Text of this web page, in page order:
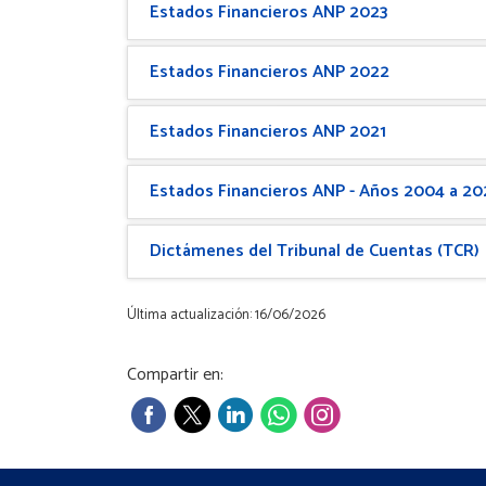
Estados Financieros ANP 2023
Estados Financieros ANP 2022
Estados Financieros ANP 2021
Estados Financieros ANP - Años 2004 a
Dictámenes del Tribunal de Cuentas (TCR)
Última actualización: 16/06/2026
Compartir en: